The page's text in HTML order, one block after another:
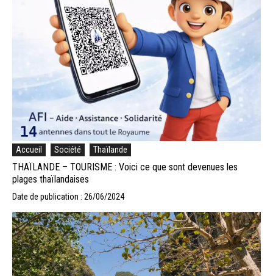
Accueil Société Thaïlande
THAÏLANDE – TOURISME : Voici ce que sont devenues les
plages thaïlandaises
Date de publication : 26/06/2024